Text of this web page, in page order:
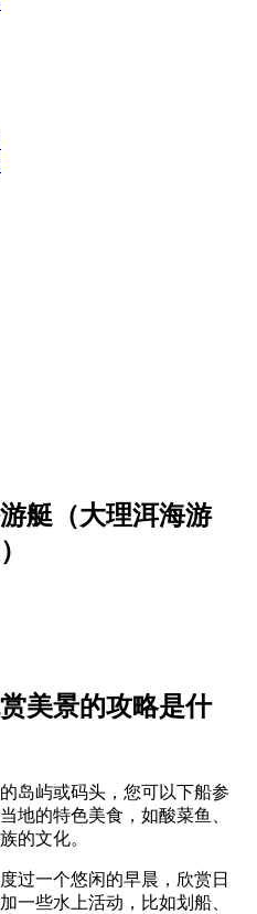
艇（大理洱海游
美景的攻略是什
岛屿或码头，您可以下船参
地的特色美食，如酸菜鱼、
的文化。
过一个悠闲的早晨，欣赏日
一些水上活动，比如划船、